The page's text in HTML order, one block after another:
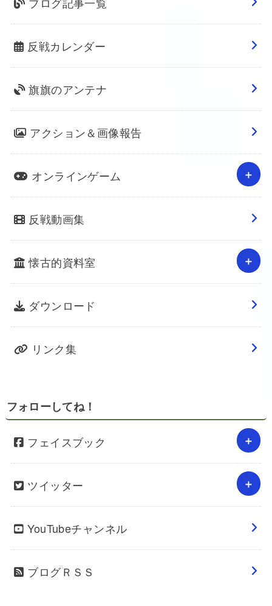
反戦カレンダー
旗旗のアンテナ
アクション＆画像報告
オンラインゲーム
反戦動画集
懐古的資料室
ダウンロード
リンク集
フォローしてね！
フェイスブック
ツイッター
YouTubeチャンネル
ブログＲＳＳ